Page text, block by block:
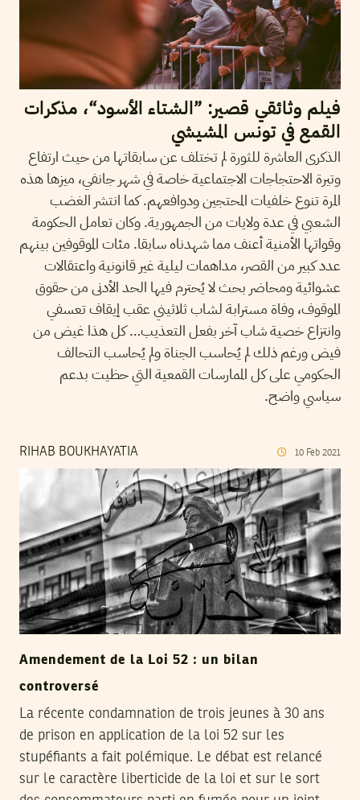
فيلم وثائقي قصير: ”الشتاء الأسود“، مذكرات
القمع في تونس المشيشي
الذكرى العاشرة للثورة لم تختلف عن سابقاتها من حيث ارتفاع
وتيرة الاحتجاجات الاجتماعية خاصة في شهر جانفي، ميزها هذه
المرة تنوع خلفيات المحتجين ودوافعهم. كما انتشر الغضب
الشعبي في عدة ولايات من الجمهورية. وكان تعامل الحكومة
وقواتها الأمنية أعنف مما شهدناه سابقا. مئات الموقوفين بينهم
عدد كبير من القصر، مداهمات ليلية غير قانونية واعتقالات
عشوائية ومحاضر بحث لا يُحترم فيها الحد الأدنى من حقوق
الموقوف، وفاة مسترابة لشاب ثلاثيني عقب إيقاف تعسفي
وانتزاع خصية شاب آخر بفعل التعذيب… كل هذا غيض من
فيض ورغم ذلك لم يُحاسب الجناة ولم يُحاسب التحالف
الحكومي على كل الممارسات القمعية التي حظيت بدعم
سياسي واضح.
RIHAB BOUKHAYATIA 10 Feb 2021
Amendement de la Loi 52 : un bilan
controversé
La récente condamnation de trois jeunes à 30 ans
de prison en application de la loi 52 sur les
stupéfiants a fait polémique. Le débat est relancé
sur le caractère liberticide de la loi et sur le sort